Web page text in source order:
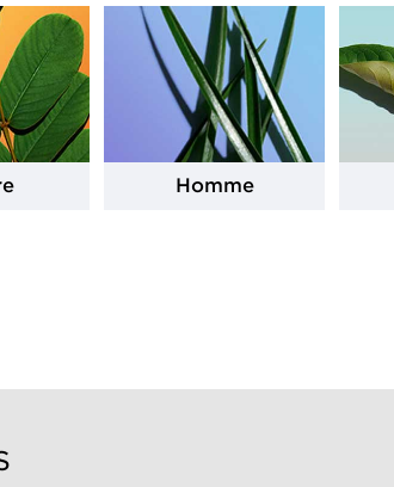
Homme